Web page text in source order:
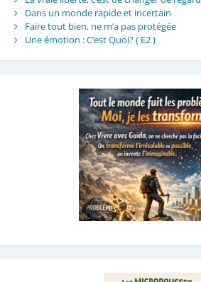
Dans un monde rapide et incertain
Faire tout bien, ne m’a pas protégée
Une émotion : C’est Quoi? ( E2 )